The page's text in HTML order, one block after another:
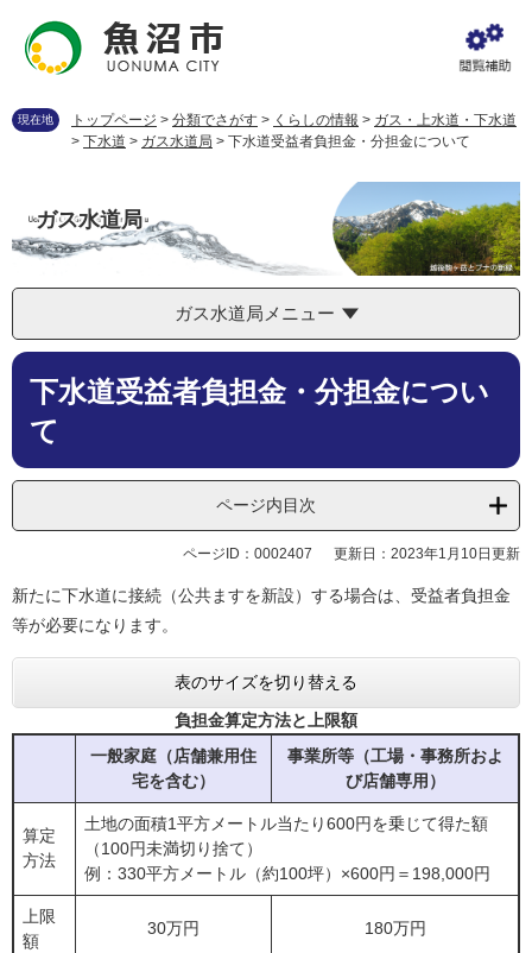
先
を
本
へ
現在地 トップページ > 分類でさがす > くらしの情報 > ガス・上水道・下水道
> 下水道 > ガス水道局 > 下水道受益者負担金・分担金について
ガス水道局
ガス水道局メニュー
本
下水道受益者負担金・分担金につい
て
ページ内目次
ページID：0002407 更新日：2023年1月10日更新
新たに下水道に接続（公共ますを新設）する場合は、受益者負担金
等が必要になります。
表のサイズを切り替える
負担金算定方法と上限額
一般家庭（店舗兼用住
宅を含む）
事業所等（工場・事務所およ
び店舗専用）
算定
方法
土地の面積1平方メートル当たり600円を乗じて得た額
（100円未満切り捨て）
例：330平方メートル（約100坪）×600円＝198,000円
上限
額
30万円 180万円